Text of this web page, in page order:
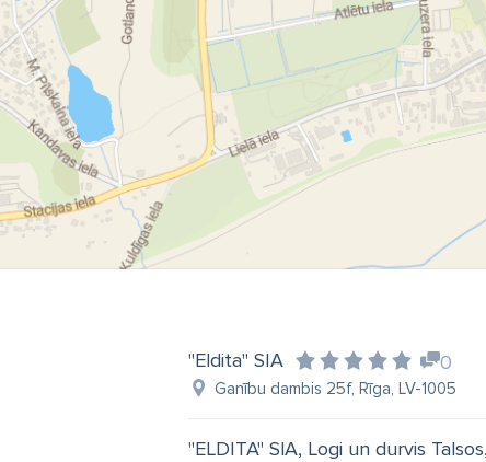
"Eldita" SIA 0
Ganību dambis 25f, Rīga, LV-1005
"ELDITA" SlA, Logi un durvis